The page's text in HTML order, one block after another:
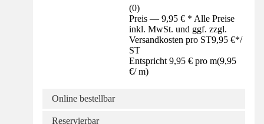
(0)
Preis — 9,95 € * Alle Preise
inkl. MwSt. und ggf. zzgl.
Versandkosten pro ST9,95 €*/
ST
Entspricht 9,95 € pro m(9,95
€/ m)
Online bestellbar
Reservierbar